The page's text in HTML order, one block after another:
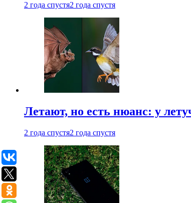
2 года спустя2 года спустя
Летают, но есть нюанс: у
2 года спустя2 года спустя